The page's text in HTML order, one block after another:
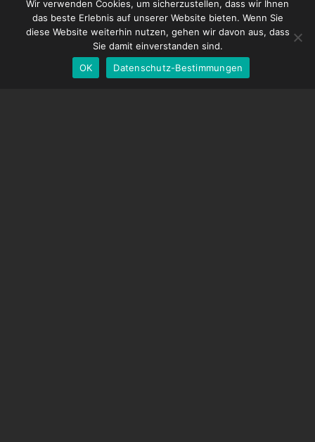
DMC-32
EOS LV-Korrekturkappe
Wir verwenden Cookies, um sicherzustellen, dass wir Ihnen
das beste Erlebnis auf unserer Website bieten. Wenn Sie
diese Website weiterhin nutzen, gehen wir davon aus, dass
Sie damit einverstanden sind.
OK
Datenschutz-Bestimmungen
German
English
Spanish